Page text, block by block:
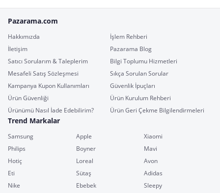
Pazarama.com
Hakkımızda
İşlem Rehberi
İletişim
Pazarama Blog
Satıcı Sorularım & Taleplerim
Bilgi Toplumu Hizmetleri
Mesafeli Satış Sözleşmesi
Sıkça Sorulan Sorular
Kampanya Kupon Kullanımları
Güvenlik İpuçları
Ürün Güvenliği
Ürün Kurulum Rehberi
Ürünümü Nasıl İade Edebilirim?
Ürün Geri Çekme Bilgilendirmeleri
Trend Markalar
Samsung Apple
Xiaomi
Philips
Boyner
Mavi
Hotiç
Loreal
Avon
Eti
Sütaş
Adidas
Nike
Ebebek
Sleepy